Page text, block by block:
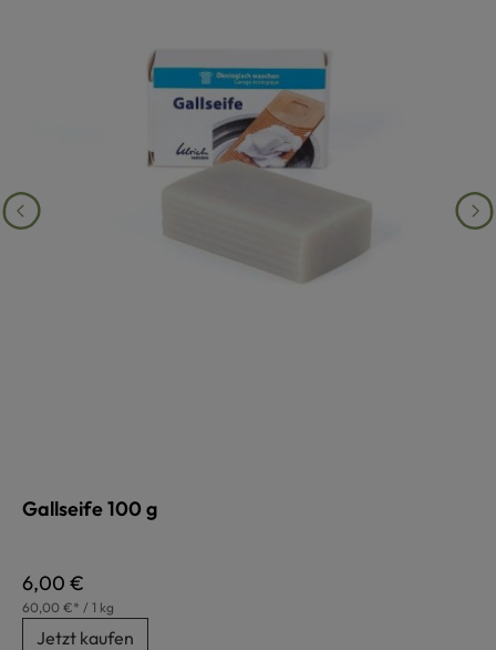
Gallseife 100 g
Regulärer Preis:
6,00 €
60,00 €* / 1 kg
Jetzt kaufen